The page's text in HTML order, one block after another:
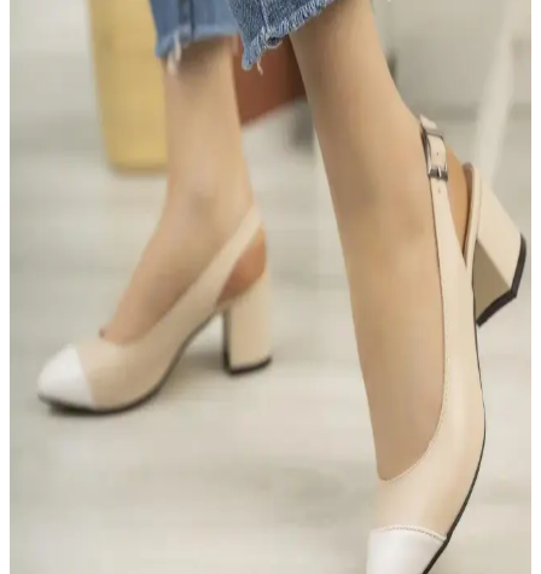
Kadın Ayakkabılarında Konfor ve Şıklık: Tasarım
ve Malzeme Seçenekleri Analizi
Kadın ayakkabıları, estetik ve konforu birleştiren tasarım detayları
ve kaliteli malzemelerle seçilir. Doğru seçim, uzun ömür ve rahatlık
Topuklu Ayakkabılarda Şıklık ve Rahatlık Dengesi:
Modeller ve Konfor Özellikleri
Kadınlar için tasarlanan topuklu ayakkabılar, şıklık ve rahatlık
arasında denge kuruyor. Farklı modeller ve malzemelerle konforu
artıran tasarımlar, günlük ve özel kullanımlar için ideal seçenekler
Kadınlar İçin Süet Ayakkabı ve Topuklu Modelleri:
Farklı Tasarımlar ve Bakım Önerileri
Kadınlar için süet ayakkabılar, şıklık ve zarafetin simgesi olup, farklı
topuk yüksekliği ve tasarım seçenekleriyle bulunur. Bakımıyla uzun
Bireylul Meyra Topuklu Ayakkabıları ve Piyasa